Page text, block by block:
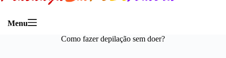
Menu
Como fazer depilação sem doer?